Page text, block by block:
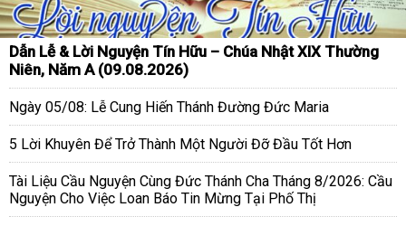
Dẫn Lễ & Lời Nguyện Tín Hữu – Chúa Nhật XIX Thường
Niên, Năm A (09.08.2026)
Ngày 05/08: Lễ Cung Hiến Thánh Đường Đức Maria
5 Lời Khuyên Để Trở Thành Một Người Đỡ Đầu Tốt Hơn
Tài Liệu Cầu Nguyện Cùng Đức Thánh Cha Tháng 8/2026: Cầu
Nguyện Cho Việc Loan Báo Tin Mừng Tại Phố Thị